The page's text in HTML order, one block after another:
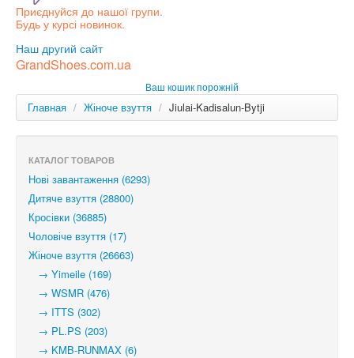
Вхід для покупця
РОС
Приєднуйся до нашої групи.
Будь у курсі новинок.
Наш другий сайт
GrandShoes.com.ua
Ваш кошик порожній
Главная / Жіноче взуття / Jiulai-Kadisalun-Bytji
КАТАЛОГ ТОВАРОВ
Нові завантаження (6293)
Дитяче взуття (28800)
Кросівки (36885)
Чоловіче взуття (17)
Жіноче взуття (26663)
→ Yimeile (169)
→ WSMR (476)
→ ITTS (302)
→ PL.PS (203)
→ KMB-RUNMAX (6)